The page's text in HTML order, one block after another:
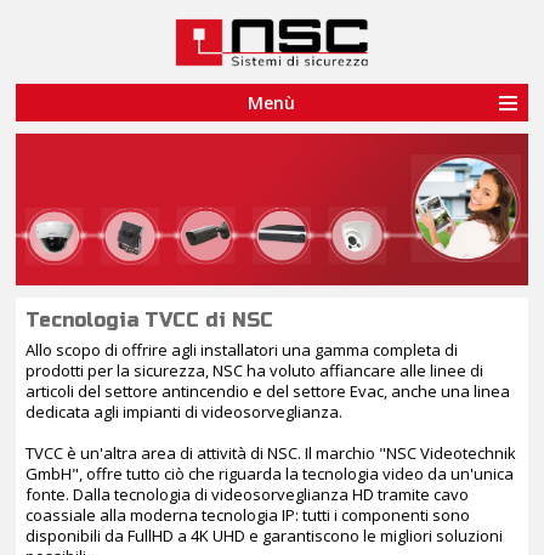
Menù
Tecnologia TVCC di NSC
Allo scopo di offrire agli installatori una gamma completa di
prodotti per la sicurezza, NSC ha voluto affiancare alle linee di
articoli del settore antincendio e del settore Evac, anche una linea
dedicata agli impianti di videosorveglianza.
TVCC è un'altra area di attività di NSC. Il marchio "NSC Videotechnik
GmbH", offre tutto ciò che riguarda la tecnologia video da un'unica
fonte. Dalla tecnologia di videosorveglianza HD tramite cavo
coassiale alla moderna tecnologia IP: tutti i componenti sono
disponibili da FullHD a 4K UHD e garantiscono le migliori soluzioni
Informativa sulla raccolta
Le tue preferenze relative alla privacy